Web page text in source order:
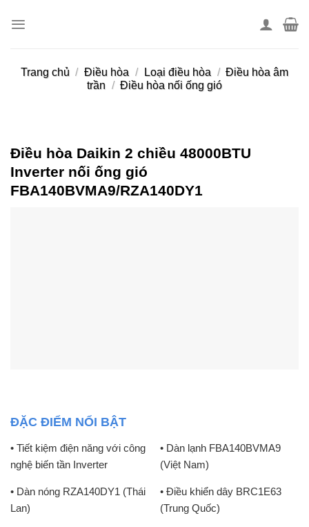
Trang chủ / Điều hòa / Loại điều hòa / Điều hòa âm
trần / Điều hòa nối ống gió
Điều hòa Daikin 2 chiều 48000BTU
Inverter nối ống gió
FBA140BVMA9/RZA140DY1
ĐẶC ĐIỂM NỔI BẬT
• Tiết kiệm điện năng với công
nghệ biến tần Inverter
• Dàn lạnh FBA140BVMA9
(Việt Nam)
• Dàn nóng RZA140DY1 (Thái
Lan)
• Điều khiển dây BRC1E63
(Trung Quốc)